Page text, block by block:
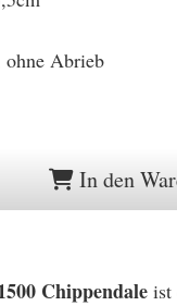
ohne Abrieb
In den
Chippendale ist